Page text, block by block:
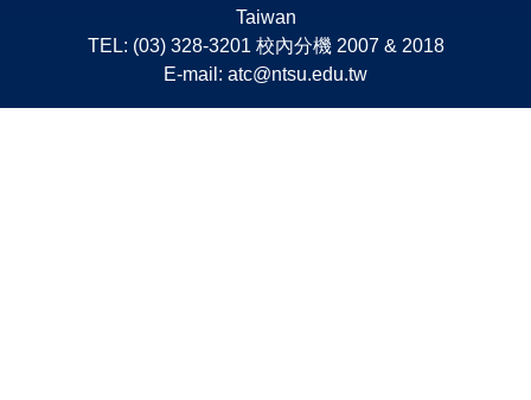
Taiwan
TEL: (03) 328-3201 校內分機 2007 & 2018
E-mail: atc@ntsu.edu.tw